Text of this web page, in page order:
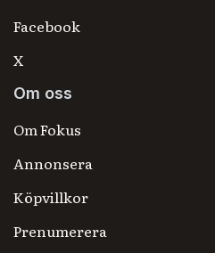
Facebook
X
Om oss
Om Fokus
Annonsera
Köpvillkor
Prenumerera